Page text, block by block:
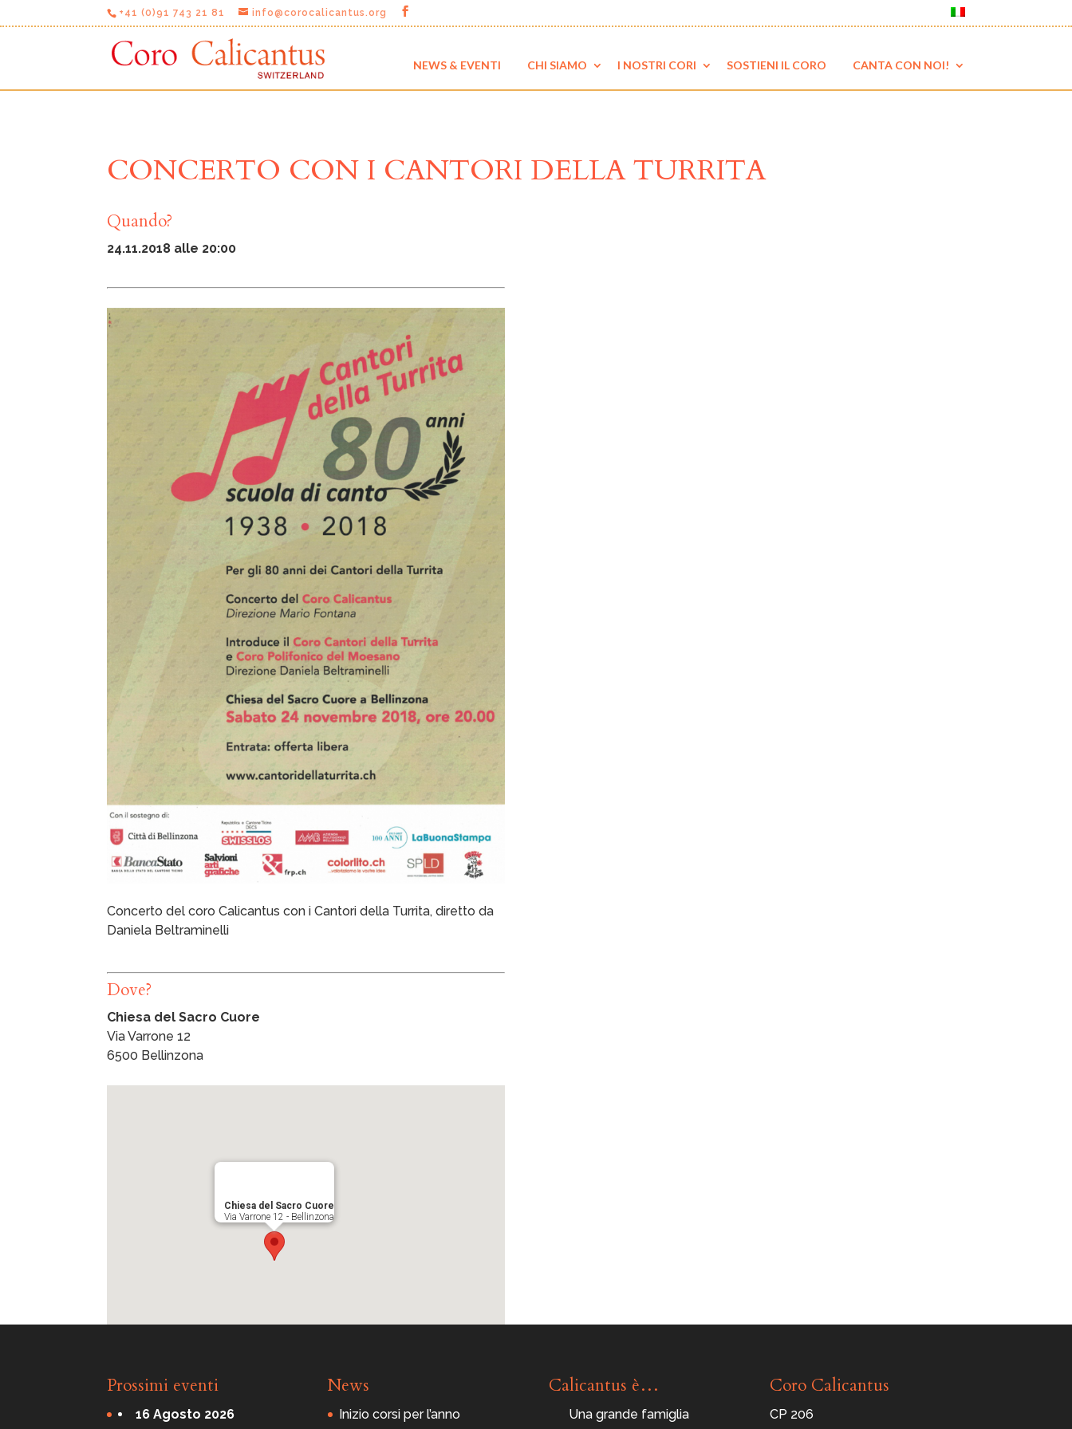
+41 (0)91 743 21 81 info@corocalicantus.org
NEWS & EVENTI CHI SIAMO I NOSTRI CORI SOSTIENI IL CORO CANTA CON NOI!
CONCERTO CON I CANTORI DELLA TURRITA
Quando?
24.11.2018 alle 20:00
Concerto del coro Calicantus con i Cantori della Turrita, diretto da
Daniela Beltraminelli
Dove?
Chiesa del Sacro Cuore
Via Varrone 12
6500 Bellinzona
Chiesa del Sacro Cuore
Via Varrone 12 - Bellinzona
Prossimi eventi
16 Agosto 2026
News
Inizio corsi per l’anno
Calicantus è…
Una grande famiglia
Coro Calicantus
CP 206